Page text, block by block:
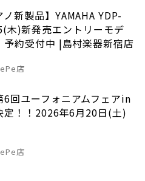
ノ新製品】YAMAHA YDP-
木)新発売エントリーモデ
予約受付中 |島村楽器新宿店
店
6回ユーフォニアムフェアin
定！！2026年6月20日(土)
店